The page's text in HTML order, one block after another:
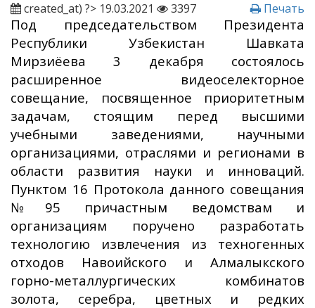
created_at) ?> 19.03.2021 3397 Печать
Под председательством Президента
Республики Узбекистан Шавката
Мирзиёева 3 декабря состоялось
расширенное видеоселекторное
совещание, посвященное приоритетным
задачам, стоящим перед высшими
учебными заведениями, научными
организациями, отраслями и регионами в
области развития науки и инноваций.
Пунктом 16 Протокола данного совещания
№95 причастным ведомствам и
организациям поручено разработать
технологию извлечения из техногенных
отходов Навоийского и Алмалыкского
горно-металлургических комбинатов
золота, серебра, цветных и редких